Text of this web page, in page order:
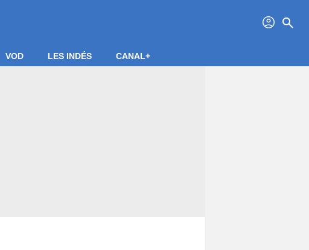
profil search
VOD LES INDÉS CANAL+